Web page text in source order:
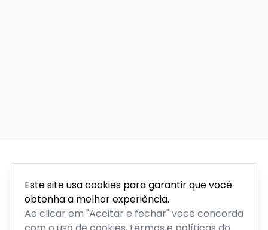
Este site usa cookies para garantir que você
obtenha a melhor experiência.
Ao clicar em "Aceitar e fechar" você concorda
Acompanhe todas as notícias sobre o time, venda de
ingressos, serviços aos sócios, serviços aos torcedores e
informações sobre o clube.